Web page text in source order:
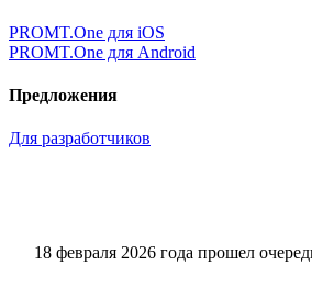
PROMT.One для iOS
PROMT.One для Android
Предложения
Для разработчиков
18 февраля 2026 года прошел